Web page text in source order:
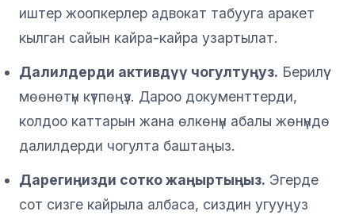
иштер жоопкерлер адвокат табууга аракет
кылган сайын кайра-кайра узартылат.
Далилдерди активдүү чогултуңуз. Берилүү
мөөнөтүн күтпөңүз. Дароо документтерди,
колдоо каттарын жана өлкөнүн абалы жөнүндө
далилдерди чогулта баштаңыз.
Дарегиңизди сотко жаңыртыңыз. Эгерде
сот сизге кайрыла албаса, сиздин угууңуз